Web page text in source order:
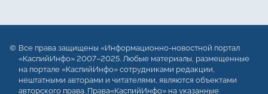
Все права защищены «Информационно-новостной портал
«КаспийИнфо» 2007–2025. Любые материалы, размещенные
на портале «КаспийИнфо» сотрудниками редакции,
нештатными авторами и читателями, являются объектами
авторского права. Права«КаспийИнфо» на указанные